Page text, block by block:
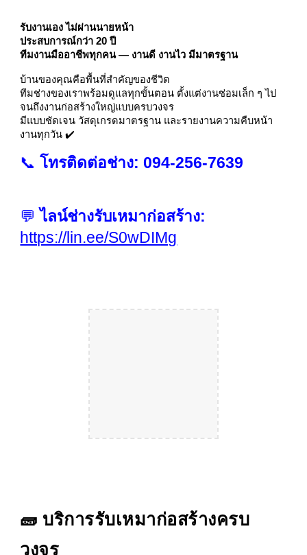
รับงานเอง ไม่ผ่านนายหน้า
ประสบการณ์กว่า 20 ปี
ทีมงานมืออาชีพทุกคน — งานดี งานไว มีมาตรฐาน
บ้านของคุณคือพื้นที่สำคัญของชีวิต
ทีมช่างของเราพร้อมดูแลทุกขั้นตอน ตั้งแต่งานซ่อมเล็ก ๆ ไป
จนถึงงานก่อสร้างใหญ่แบบครบวงจร
มีแบบชัดเจน วัสดุเกรดมาตรฐาน และรายงานความคืบหน้า
งานทุกวัน ✔️
📞โทรติดต่อช่าง: 094-256-7639
💬ไลน์ช่างรับเหมาก่อสร้าง:
https://lin.ee/S0wDIMg
🧱 บริการรับเหมาก่อสร้างครบ
วงจร